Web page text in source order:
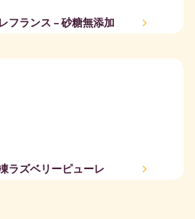
フランス – 砂糖無添加
ラズベリーピューレ